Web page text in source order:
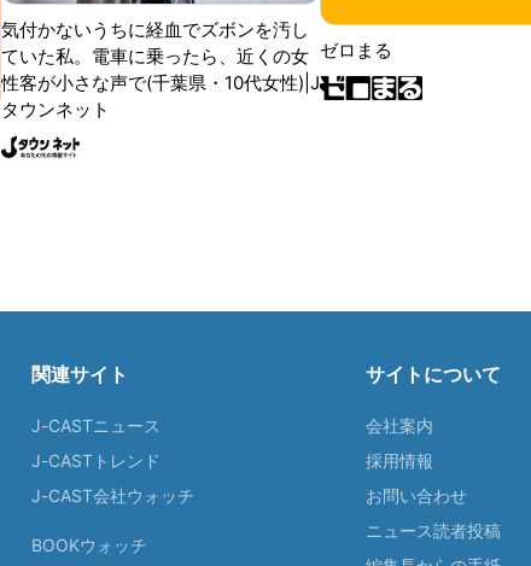
気付かないうちに経血でズボンを汚し
ていた私。電車に乗ったら、近くの女
性客が小さな声で(千葉県・10代女性)|J
タウンネット
ゼロまる
関連サイト
J-CASTニュース
J-CASTトレンド
J-CAST会社ウォッチ
BOOKウォッチ
サイトについて
会社案内
採用情報
お問い合わせ
ニュース読者投稿